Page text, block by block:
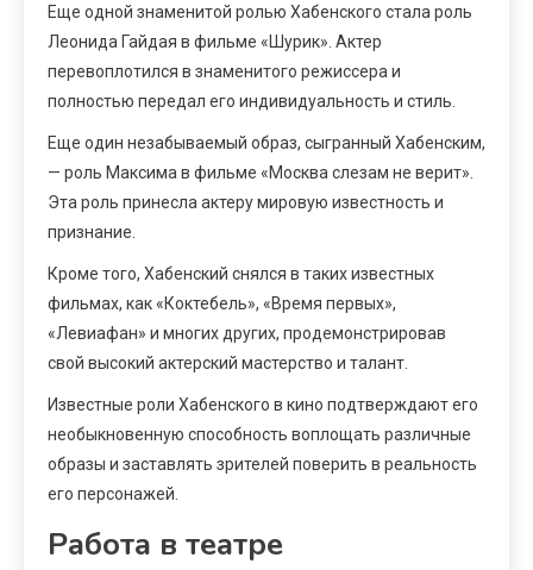
Еще одной знаменитой ролью Хабенского стала роль
Леонида Гайдая в фильме «Шурик». Актер
перевоплотился в знаменитого режиссера и
полностью передал его индивидуальность и стиль.
Еще один незабываемый образ, сыгранный Хабенским,
— роль Максима в фильме «Москва слезам не верит».
Эта роль принесла актеру мировую известность и
признание.
Кроме того, Хабенский снялся в таких известных
фильмах, как «Коктебель», «Время первых»,
«Левиафан» и многих других, продемонстрировав
свой высокий актерский мастерство и талант.
Известные роли Хабенского в кино подтверждают его
необыкновенную способность воплощать различные
образы и заставлять зрителей поверить в реальность
его персонажей.
Работа в театре